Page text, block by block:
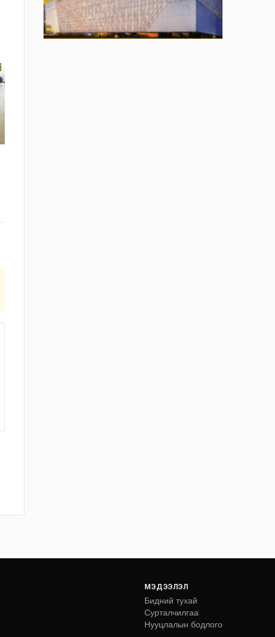
МЭДЭЭЛЭЛ
Бидний тухай
Сурталчилгаа
Нууцлалын бодлого